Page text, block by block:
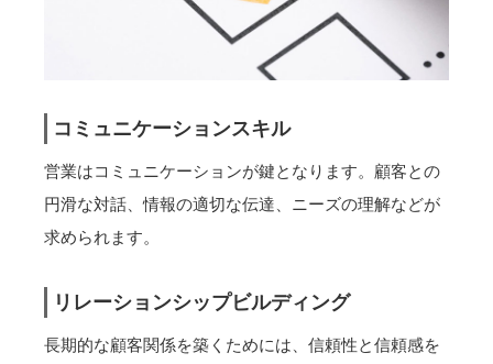
コミュニケーションスキル
営業はコミュニケーションが鍵となります。顧客との
円滑な対話、情報の適切な伝達、ニーズの理解などが
求められます。
リレーションシップビルディング
長期的な顧客関係を築くためには、信頼性と信頼感を